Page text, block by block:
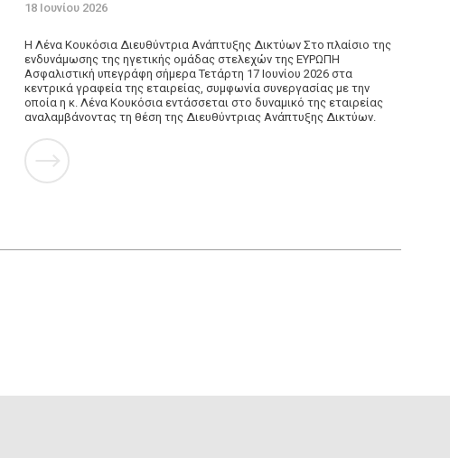
18 Ιουνίου 2026
Η Λένα Κουκόσια Διευθύντρια Ανάπτυξης Δικτύων Στο πλαίσιο της
ενδυνάμωσης της ηγετικής ομάδας στελεχών της ΕΥΡΩΠΗ
Ασφαλιστική υπεγράφη σήμερα Τετάρτη 17 Ιουνίου 2026 στα
κεντρικά γραφεία της εταιρείας, συμφωνία συνεργασίας με την
οποία η κ. Λένα Κουκόσια εντάσσεται στο δυναμικό της εταιρείας
αναλαμβάνοντας τη θέση της Διευθύντριας Ανάπτυξης Δικτύων.